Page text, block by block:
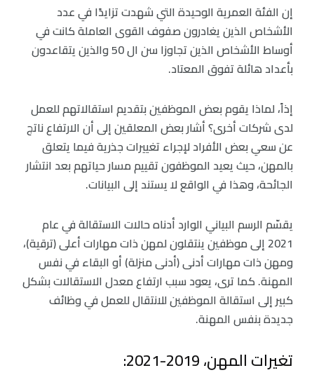
إن الفئة العمرية الوحيدة التي شهدت تزايدًا في عدد
الأشخاص الذين يغادرون صفوف القوى العاملة كانت في
أوساط الأشخاص الذين تجاوزا سن ال 50 والذين يتقاعدون
بأعداد هائلة تفوق المعتاد.
إذاً، لماذا يقوم بعض الموظفين بتقديم استقالاتهم للعمل
لدى شركات أخرى؟ أشار بعض المعلقين إلى أن الارتفاع ناتج
عن سعي بعض الأفراد لإجراء تغييرات جذرية فيما يتعلق
بالمهن، حيث يعيد الموظفون تقييم مسار حياتهم بعد انتشار
الجائحة، وهذا في الواقع لا يستند إلى البيانات.
يقسّم الرسم البياني الوارد أدناه حالات الاستقالة في عام
2021 إلى موظفين ينتقلون لمهن ذات مهارات أعلى (ترقية)،
ومهن ذات مهارات أدنى (أدنى منزلة) أو البقاء في نفس
المهنة. كما ترى، يعود سبب ارتفاع معدل الاستقالات بشكل
كبير إلى استقالة الموظفين للانتقال للعمل في وظائف
جديدة بنفس المهنة.
تغيرات المهن، 2019-2021: